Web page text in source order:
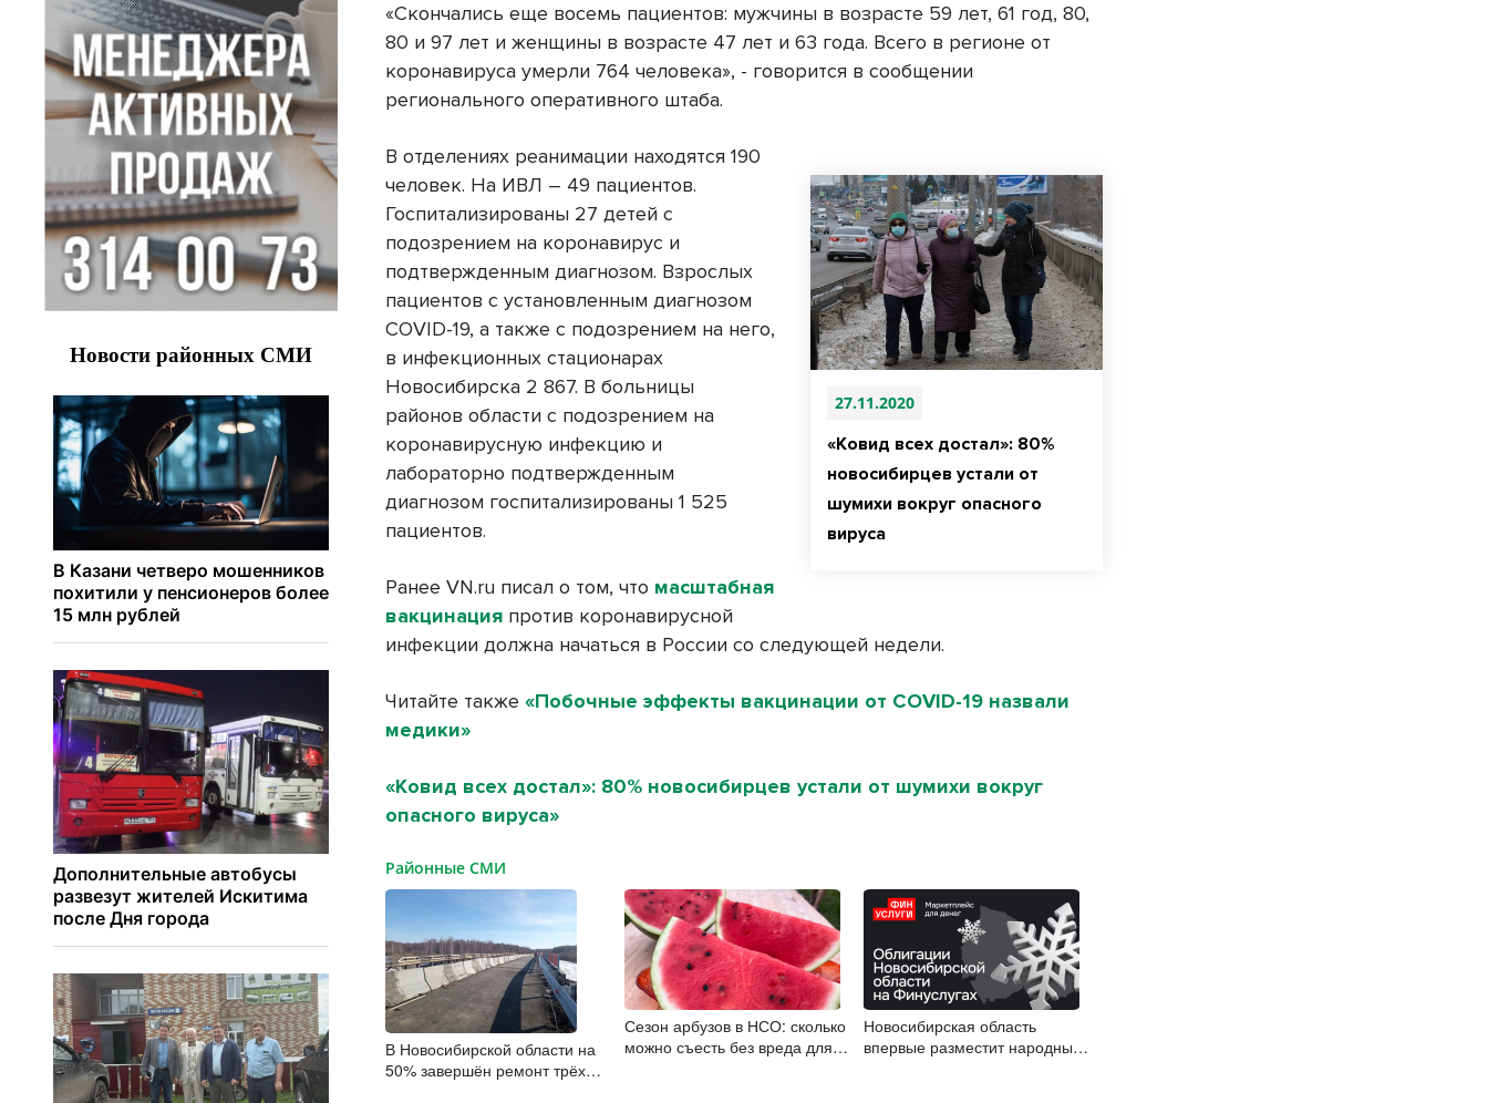
«Скончались еще восемь пациентов: мужчины в возрасте 59 лет, 61 год, 80,
80 и 97 лет и женщины в возрасте 47 лет и 63 года. Всего в регионе от
коронавируса умерли 764 человека», - говорится в сообщении
регионального оперативного штаба.
27.11.2020
«Ковид всех достал»: 80%
новосибирцев устали от
шумихи вокруг опасного
вируса
В отделениях реанимации находятся 190
человек. На ИВЛ – 49 пациентов.
Госпитализированы 27 детей с
подозрением на коронавирус и
подтвержденным диагнозом. Взрослых
пациентов с установленным диагнозом
COVID-19, а также с подозрением на него,
в инфекционных стационарах
Новосибирска 2 867. В больницы
районов области с подозрением на
коронавирусную инфекцию и
лабораторно подтвержденным
диагнозом госпитализированы 1 525
пациентов.
Ранее VN.ru писал о том, что масштабная
вакцинация против коронавирусной
инфекции должна начаться в России со следующей недели.
Читайте также«Побочные эффекты вакцинации от COVID-19 назвали
медики»
«Ковид всех достал»: 80% новосибирцев устали от шумихи вокруг
опасного вируса»
Районные СМИ
В Новосибирской области на
50% завершён ремонт трёх
Сезон арбузов в НСО: сколько
можно съесть без вреда для
Новосибирская область
впервые разместит народные